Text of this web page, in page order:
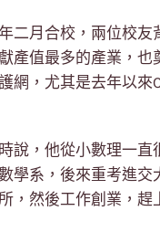
二月合校，兩位校
產值最多的產業，
網，尤其是去年以
說，他從小數理一
學系，後來重考進
，然後工作創業，趕